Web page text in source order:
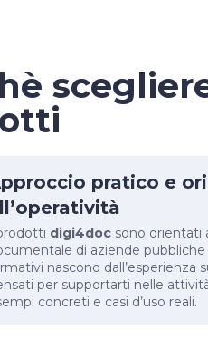
pratico e
digi4docsono orientati
di aziende
nascono dall’esperienza
per supportarti nelle
concreti e casi d’uso reali.